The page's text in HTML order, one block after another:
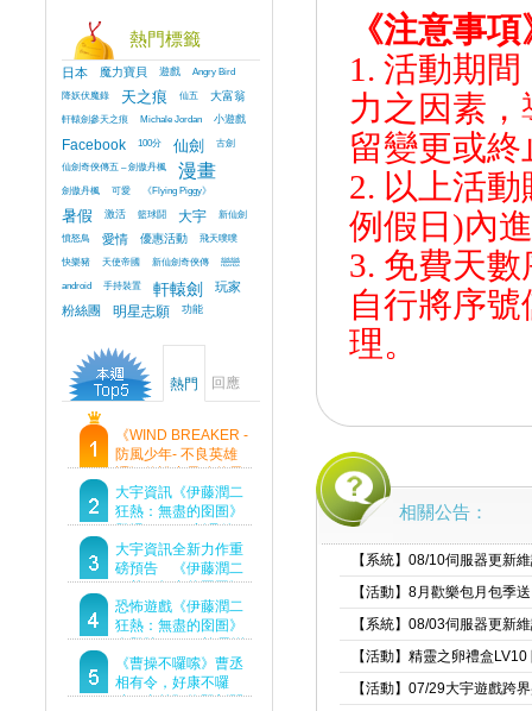
熱門標籤
日本 魔力寶貝 遊戲
Angry Bird
降妖伏魔錄
天之痕 仙五 大富翁
軒轅劍參天之痕 Michale Jordan 小遊戲
Facebook 100分 仙劍
古劍
仙劍奇俠傳五 – 劍傲丹楓
漫畫
劍傲丹楓 可愛 《Flying Piggy》
暑假 激活 籃球鬪 大宇
新仙劍
憤怒鳥
愛情 優惠活動
飛天噗噗
快樂豬
天使帝國 新仙劍奇俠傳
戀戀
android
手持裝置 軒轅劍
玩家
粉絲團
明星志願 功能
熱門 回應
《WIND BREAKER -
防風少年- 不良英雄
譚》傳說中最強的男
人現身！即將顛覆風
鈴高中！
大宇資訊《伊藤潤二
狂熱：無盡的囹圄》
登場 Steam 新品節
首支預告片及遊戲
Demo重磅釋出
大宇資訊全新力作重
磅預告 《伊藤潤二
狂熱：無盡的囹圄》
驚悚亮相 ！伊藤潤二
恐怖世界首度進軍
Steam
恐怖遊戲《伊藤潤二
狂熱：無盡的囹圄》
今登陸Steam 詭異洋
樓開啟 同步釋出最新
預告片
《曹操不囉嗦》曹丞
相有令，好康不囉
嗦！事前預約即刻開
《注意事項
1. 活動期
力之因素
留變更或
2. 以上活
例假日)內
3. 免費天
自行將序
理。
相關公告：
【系統】08/10伺服器更新
【活動】8月歡樂包月包季送
【系統】08/03伺服器更新
【活動】精靈之卵禮盒
【活動】07/29大宇遊戲跨